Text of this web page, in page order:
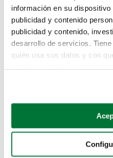
información en su
publicidad y contenido
publicidad y contenido,
desarrollo de servicios.
quién usa sus datos y con
Si lo permite, también
Recopilar información
Identificar su dispositivo
Lo sentimos, no
te hemos traido
Pero puedes encontrar el
buscando en alguno de
Coches de segunda mano
Coches de km0